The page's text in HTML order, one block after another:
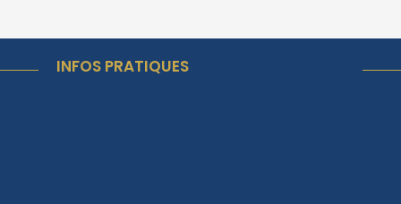
INFOS PRATIQUES